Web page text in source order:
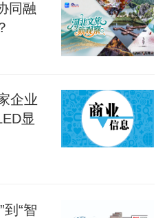
同融
企业
显
“智